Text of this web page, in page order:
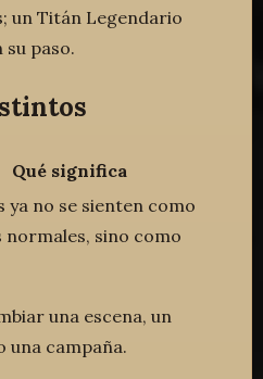
un Titán Legendario
paso.
Qué significa
ya no se sienten como
normales, sino como
una escena, un
campaña.